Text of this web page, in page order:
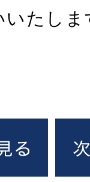
いたしま